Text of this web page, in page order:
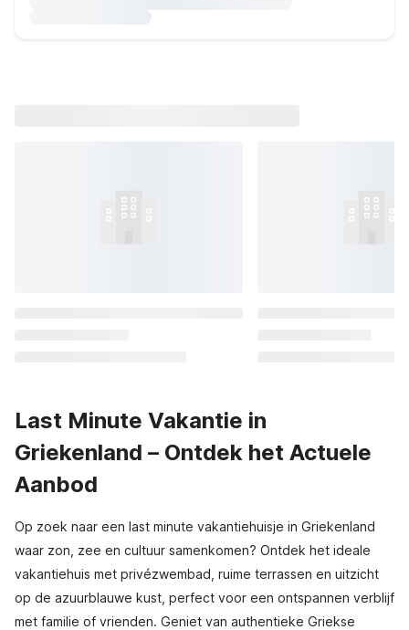
Last Minute Vakantie in
Griekenland – Ontdek het Actuele
Aanbod
Op zoek naar een last minute vakantiehuisje in Griekenland
waar zon, zee en cultuur samenkomen? Ontdek het ideale
vakantiehuis met privézwembad, ruime terrassen en uitzicht
op de azuurblauwe kust, perfect voor een ontspannen verblijf
met familie of vrienden. Geniet van authentieke Griekse